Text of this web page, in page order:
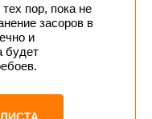
пор, пока не
засоров в
и
будет